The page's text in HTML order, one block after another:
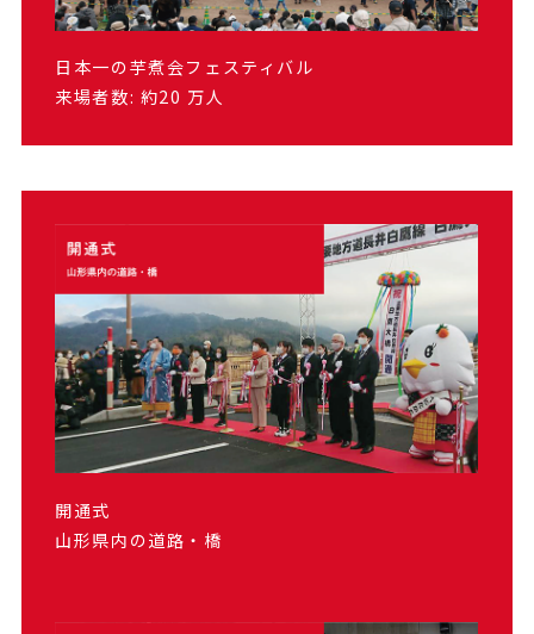
日本一の芋煮会フェスティバル
来場者数: 約20 万人
開通式
山形県内の道路・橋